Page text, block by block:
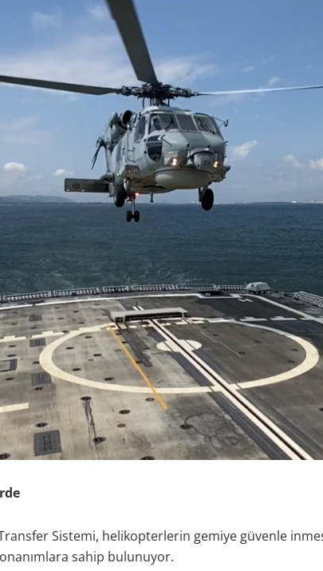
Sistemi, helikopterlerin gemiye güvenle
sahip bulunuyor.